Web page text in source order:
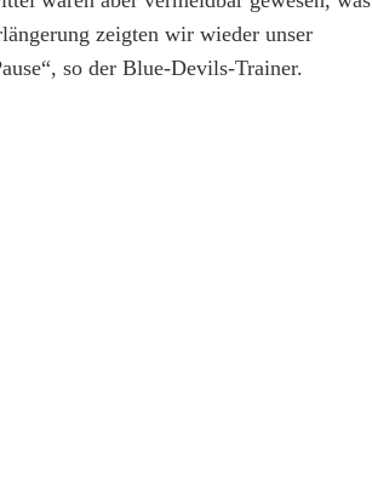
zeigten wir wieder unser
so der Blue-Devils-Trainer.